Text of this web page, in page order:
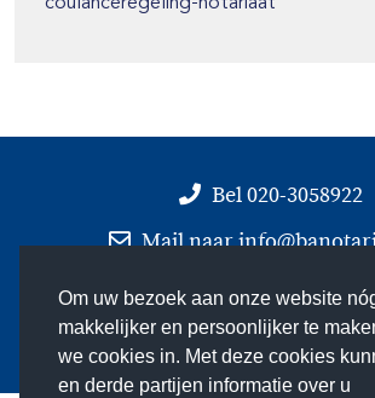
Om uw bezoek aan onze website
makkelijker en persoonlijker te
we cookies in. Met deze cookies
en derde partijen informatie over u
coulanceregeling-notariaat
Bel 020-3058922
Mail naar
Nieuwsbrief
BekijkRoute